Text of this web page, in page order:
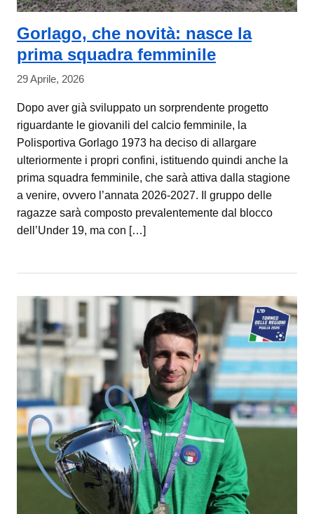
Gorlago, che novità: nasce la
prima squadra femminile
29 Aprile, 2026
Dopo aver già sviluppato un sorprendente progetto
riguardante le giovanili del calcio femminile, la
Polisportiva Gorlago 1973 ha deciso di allargare
ulteriormente i propri confini, istituendo quindi anche la
prima squadra femminile, che sarà attiva dalla stagione
a venire, ovvero l’annata 2026-2027. Il gruppo delle
ragazze sarà composto prevalentemente dal blocco
dell’Under 19, ma con […]